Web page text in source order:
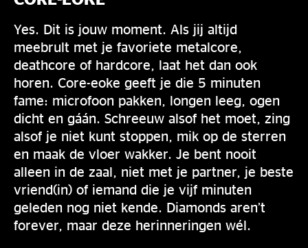
Yes. Dit is jouw moment. Als jij altijd
meebrult met je favoriete metalcore,
deathcore of hardcore, laat het dan ook
horen. Core-eoke geeft je die 5 minuten
fame: microfoon pakken, longen leeg, ogen
dicht en gáán. Schreeuw alsof het moet, zing
alsof je niet kunt stoppen, mik op de sterren
en maak de vloer wakker. Je bent nooit
alleen in de zaal, niet met je partner, je beste
vriend(in) of iemand die je vijf minuten
geleden nog niet kende. Diamonds aren’t
forever, maar deze herinneringen wél.